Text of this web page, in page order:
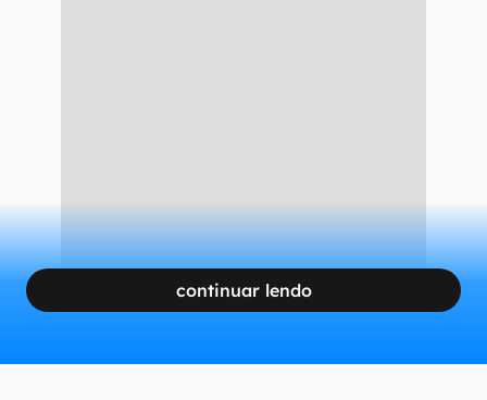
continuar lendo